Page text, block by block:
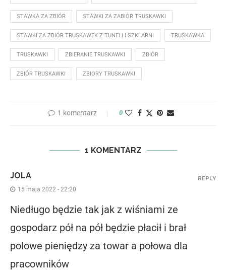
STAWKA ZA ZBIÓR STAWKI ZA ZABIÓR TRUSKAWKI
STAWKI ZA ZBIÓR TRUSKAWEK Z TUNELI I SZKLARNI TRUSKAWKA
TRUSKAWKI ZBIERANIE TRUSKAWKI ZBIÓR
ZBIÓR TRUSKAWKI ZBIORY TRUSKAWKI
1 komentarz 0
1 KOMENTARZ
JOLA
15 maja 2022 - 22:20
Niedługo będzie tak jak z wiśniami ze
gospodarz pół na pół będzie płacił i brał
polowe pieniędzy za towar a połowa dla
pracowników
REPLY